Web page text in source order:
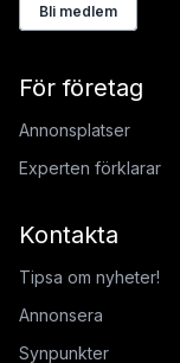
Bli medlem
För företag
Annonsplatser
Experten förklarar
Kontakta
Tipsa om nyheter!
Annonsera
Synpunkter